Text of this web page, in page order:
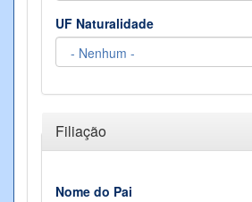
UF Naturalidade
Ocultar
Filiação
Nome do Pai